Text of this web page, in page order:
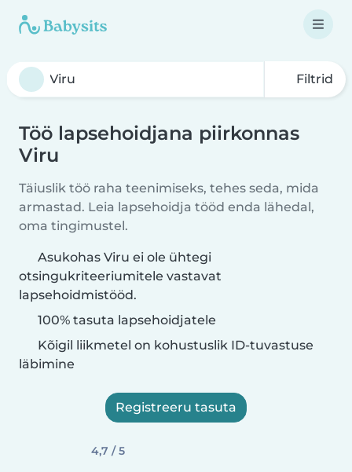
Filtrid
Töö lapsehoidjana piirkonnas
Viru
Täiuslik töö raha teenimiseks, tehes seda, mida
armastad. Leia lapsehoidja tööd enda lähedal,
oma tingimustel.
Asukohas Viru ei ole ühtegi
otsingukriteeriumitele vastavat
lapsehoidmistööd.
100% tasuta lapsehoidjatele
Kõigil liikmetel on kohustuslik ID-tuvastuse
läbimine
Registreeru tasuta
4,7 / 5